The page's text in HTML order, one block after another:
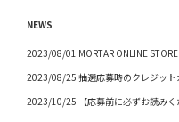
NEWS
2023/08/01 MORTAR ONLINE
2023/08/25 抽選応募時のクレジット
2023/10/25 【応募前に必ずお読み